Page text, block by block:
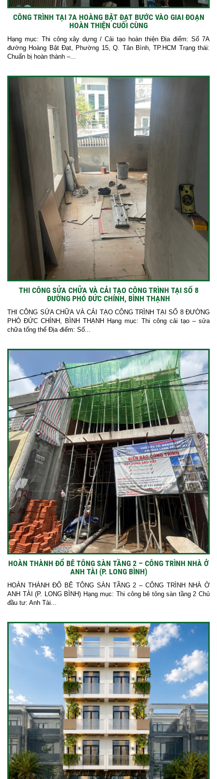
CÔNG TRÌNH TẠI 7A HOÀNG BẬT ĐẠT BƯỚC VÀO GIAI ĐOẠN
HOÀN THIỆN CUỐI CÙNG
Hạng mục: Thi công xây dựng / Cải tạo hoàn thiện Địa điểm: Số 7A
đường Hoàng Bật Đạt, Phường 15, Q. Tân Bình, TP.HCM Trạng thái:
Chuẩn bị hoàn thành –...
THI CÔNG SỬA CHỮA VÀ CẢI TẠO CÔNG TRÌNH TẠI SỐ 8
ĐƯỜNG PHÓ ĐỨC CHÍNH, BÌNH THẠNH
THI CÔNG SỬA CHỮA VÀ CẢI TẠO CÔNG TRÌNH TẠI SỐ 8 ĐƯỜNG
PHÓ ĐỨC CHÍNH, BÌNH THẠNH Hạng mục: Thi công cải tạo – sửa
chữa tổng thể Địa điểm: Số...
HOÀN THÀNH ĐỔ BÊ TÔNG SÀN TẦNG 2 – CÔNG TRÌNH NHÀ Ở
ANH TÀI (P. LONG BÌNH)
HOÀN THÀNH ĐỔ BÊ TÔNG SÀN TẦNG 2 – CÔNG TRÌNH NHÀ Ở
ANH TÀI (P. LONG BÌNH) Hạng mục: Thi công bê tông sàn tầng 2 Chủ
đầu tư: Anh Tài...